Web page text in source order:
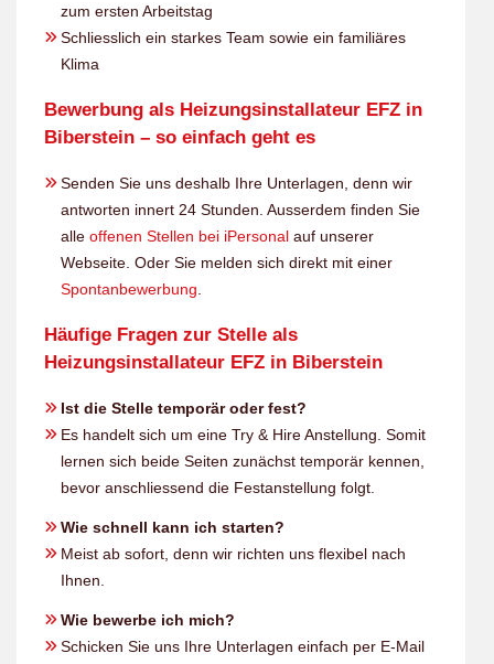
zum ersten Arbeitstag
Schliesslich ein starkes Team sowie ein familiäres
Klima
Bewerbung als Heizungsinstallateur EFZ in
Biberstein – so einfach geht es
Senden Sie uns deshalb Ihre Unterlagen, denn wir
antworten innert 24 Stunden. Ausserdem finden Sie
alle offenen Stellen bei iPersonal auf unserer
Webseite. Oder Sie melden sich direkt mit einer
Spontanbewerbung
Häufige Fragen zur Stelle als
Heizungsinstallateur EFZ in Biberstein
Ist die Stelle temporär oder fest?
Es handelt sich um eine Try & Hire Anstellung. Somit
lernen sich beide Seiten zunächst temporär kennen,
bevor anschliessend die Festanstellung folgt.
Wie schnell kann ich starten?
Meist ab sofort, denn wir richten uns flexibel nach
Ihnen.
Wie bewerbe ich mich?
Schicken Sie uns Ihre Unterlagen einfach per E-Mail